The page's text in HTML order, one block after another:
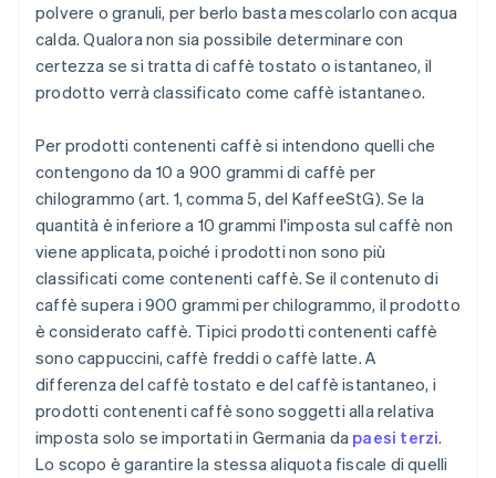
polvere o granuli, per berlo basta mescolarlo con acqua
calda. Qualora non sia possibile determinare con
certezza se si tratta di caffè tostato o istantaneo, il
prodotto verrà classificato come caffè istantaneo.
Per prodotti contenenti caffè si intendono quelli che
contengono da 10 a 900 grammi di caffè per
chilogrammo (art. 1, comma 5, del KaffeeStG). Se la
quantità è inferiore a 10 grammi l'imposta sul caffè non
viene applicata, poiché i prodotti non sono più
classificati come contenenti caffè. Se il contenuto di
caffè supera i 900 grammi per chilogrammo, il prodotto
è considerato caffè. Tipici prodotti contenenti caffè
sono cappuccini, caffè freddi o caffè latte. A
differenza del caffè tostato e del caffè istantaneo, i
prodotti contenenti caffè sono soggetti alla relativa
imposta solo se importati in Germania da paesi terzi.
Lo scopo è garantire la stessa aliquota fiscale di quelli